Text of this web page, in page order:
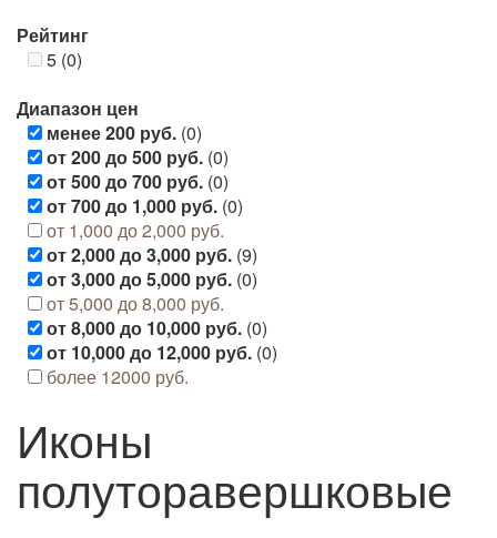
Рейтинг
5 (0)
Диапазон цен
менее 200 руб. (0)
от 200 до 500 руб. (0)
от 500 до 700 руб. (0)
от 700 до 1,000 руб. (0)
от 1,000 до 2,000 руб.
от 2,000 до 3,000 руб. (9)
от 3,000 до 5,000 руб. (0)
от 5,000 до 8,000 руб.
от 8,000 до 10,000 руб. (0)
от 10,000 до 12,000 руб. (0)
более 12000 руб.
Иконы
полуторавершковые